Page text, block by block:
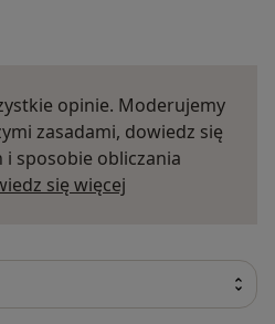
opinie. Moderujemy
zasadami, dowiedz się
sposobie obliczania
się więcej